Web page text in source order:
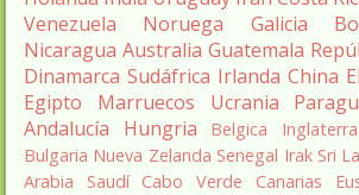
Venezuela
Noruega Galicia
Nicaragua Australia Guatemala
Dinamarca Sudáfrica Irlanda China
Egipto
Marruecos Ucrania
Andalucía
Hungria Belgica Inglaterra
Bulgaria Nueva Zelanda Senegal Irak Sri
Arabia Saudí Cabo Verde Canarias